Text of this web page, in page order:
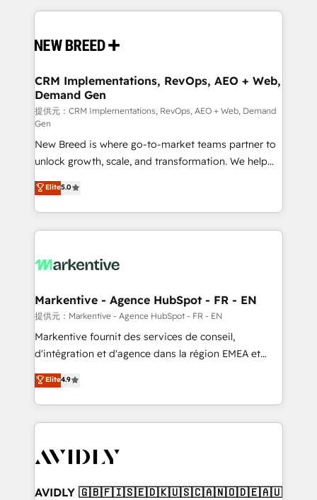
革を、構想から実装・定着までPMOとして主導。「設
の統合・浸透・変革管理を実行します。 ▸ CMS戦略設
計・構築：リード獲得・CVR・SEOを前提にした情報設
計・導線設計・テンプレート設計をContent Hubで一体
提供。 ▸ 既存CRM・MAからの移行支援：Salesforce・
Marketo・Pardot等からの移行、カスタム設計、履歴
データ移行と活用設計まで。 ▸ AEO対応：ChatGPT・
ンツとサイト構造を最適化。 🏆 なぜ100incを選ぶの
か？ ✓ HubSpot Eliteパートナー認定 ✓ HubSpotアワ
ード受賞・HUGリーダー ✓ ISO27001:2022 /
HubSpot大百科 出版 CRM・AI活用に関するご相談、現
せください。
making this the official home for all three brands. 🔄
and system integrations powered by Globalia’s
trainers to drive platform adoption. 📈 Revenue
Generation - Full-funnel marketing and high-
performance advertising via Point Success Media. -
Expert deployment of Breeze AI and custom agents
to automate growth. 🏆 Elite Excellence - 8 platform
accreditations and deep HIPAA-compliance
expertise. - A team of 250+ experts dedicated to
your resilient growth.
CRM Implementations, RevOps, AEO + Web,
Demand Gen
提供元：CRM Implementations, RevOps, AEO + Web, Demand
Gen
New Breed is where go-to-market teams partner to
unlock growth, scale, and transformation. We help
companies activate HubSpot’s AI-powered
customer platform and operationalize HubSpot’s
Loop Marketing framework through expert-led
services, smart agents, and purpose-built apps,
results, fast. ⚙️CRM & RevOps: Align all Hubs to your
🎯Demand Gen & ABM: Drive pipeline with inbound,
ABM, AEO, SEO, & paid media. 👩‍💻Web Design:
Build high-performing websites with UX, messaging,
& conversion strategy that drive results. 🤖AI
AI, & maximize AEO with tailored AI services. 🧩
Integrations: Extend HubSpot with custom
Elite5.0
Markentive - Agence HubSpot - FR - EN
提供元：Markentive - Agence HubSpot - FR - EN
Markentive fournit des services de conseil,
d'intégration et d'agence dans la région EMEA et
North America. Avec plus de 115 experts en
marketing automation, Growth, Revops, CRM et
webdesign. Markentive is both a consulting firm, a
digital agency and an integrator. With over 115
CRM and webdesign (We focus on EMEA - USA
Elite4.9
AVIDLY 🇬🇧🇫🇮🇸🇪🇩🇰🇺🇸🇨🇦🇳🇴🇩🇪🇦🇺